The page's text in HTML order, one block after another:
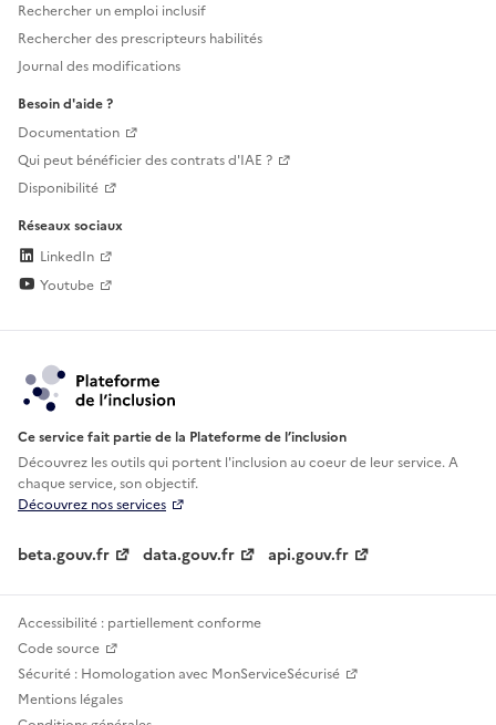
Rechercher un emploi inclusif
Rechercher des prescripteurs habilités
Journal des modifications
Besoin d'aide ?
Documentation
Qui peut bénéficier des contrats d'IAE ?
Disponibilité
Réseaux sociaux
LinkedIn
Youtube
Ce service fait partie de la Plateforme de l’inclusion
Découvrez les outils qui portent l'inclusion aucoeur de leur service. A
chaque service, son objectif.
Découvrez nos services
beta.gouv.fr data.gouv.fr api.gouv.fr
Accessibilité : partiellement conforme
Code source
Sécurité : Homologation avec MonServiceSécurisé
Mentions légales